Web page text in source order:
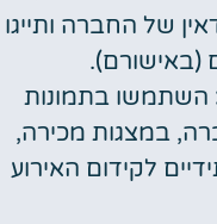
של החברה ותייגו
(באישורם).
השתמשו בתמונות
במצגות מכירה,
לקידום האירוע